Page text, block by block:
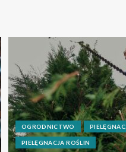
OGRODNICTWO
PIELĘGNACJA ROŚLIN